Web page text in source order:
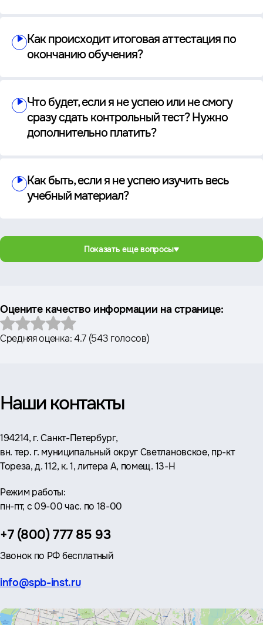
Как происходит итоговая аттестация по
окончанию обучения?
Что будет, если я не успею или не смогу
сразу сдать контрольный тест? Нужно
дополнительно платить?
Как быть, если я не успею изучить весь
учебный материал?
Показать еще вопросы
Оцените качество информации на странице:
Средняя оценка:4.7(543 голосов)
Наши контакты
Адрес:
194214, г. Санкт-Петербург,
вн. тер. г. муниципальный округ Светлановское, пр-кт
Тореза, д. 112, к. 1, литера А, помещ. 13-Н
Режим работы:
пн-пт, с 09-00 час. по 18-00
Телефон:
+7 (800) 777 85 93
Звонок по РФ бесплатный
Эл.
info@spb-inst.ru